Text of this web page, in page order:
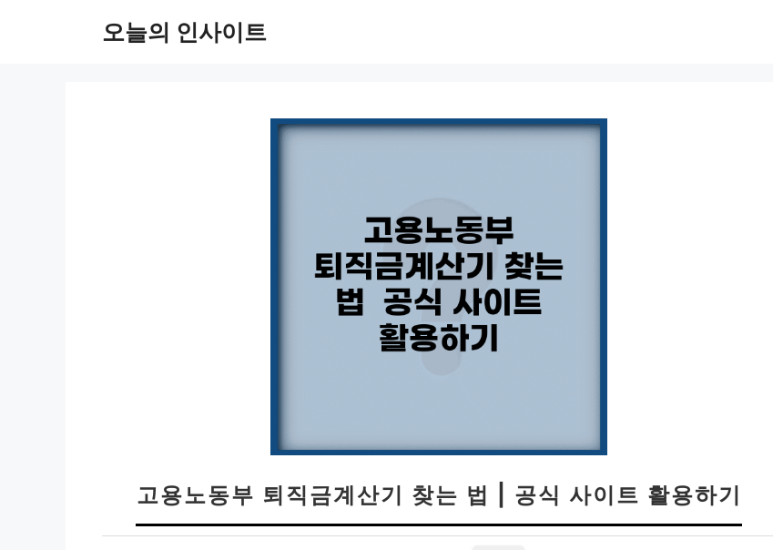
오늘의 인사이트
고용노동부 퇴직금계산기 찾는 법 | 공식 사이트 활용하기